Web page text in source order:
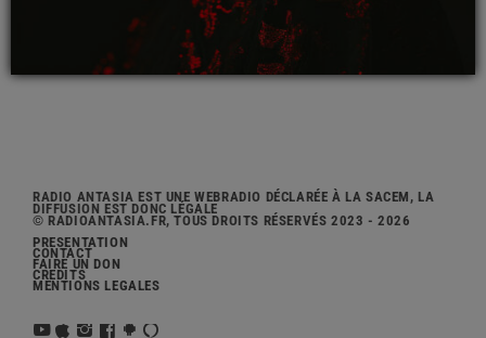
RADIO ANTASIA EST UNE WEBRADIO DÉCLARÉE À LA SACEM, LA
DIFFUSION EST DONC LÉGALE
© RADIOANTASIA.FR, TOUS DROITS RÉSERVÉS 2023 - 2026
PRÉSENTATION
CONTACT
FAIRE UN DON
CRÉDITS
MENTIONS LÉGALES